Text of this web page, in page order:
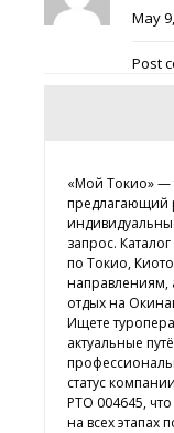
May
Post
«Мой Токио» —
предлагающий
запрос.
по Токио,
направлениям,
отдых на
Ищете
актуальные
статус
РТО 004645,
на всех этапах